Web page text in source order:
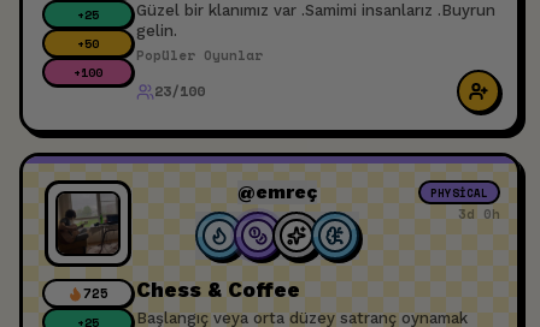
+25
+50
+100
Güzel bir klanımız var .Samimi insanlarız .Buyrun
gelin.
Popüler Oyunlar
23/100
725
+25
@emreç PHYSICAL
3d 0h
Chess & Coffee
Başlangıç veya orta düzey satranç oynamak